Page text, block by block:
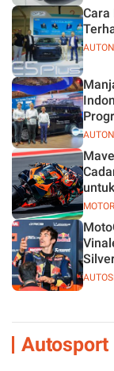
Cara
Autosport